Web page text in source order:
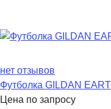
нет отзывов
Футболка GILDAN
Цена по запросу